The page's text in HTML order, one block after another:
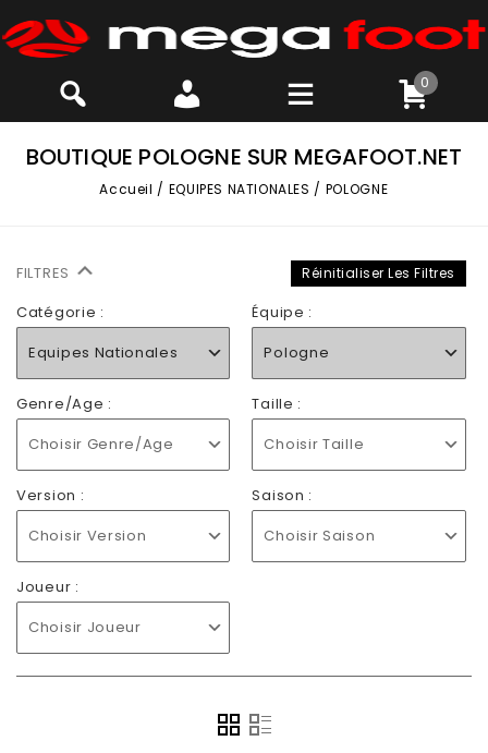
0
BOUTIQUE POLOGNE SUR MEGAFOOT.NET
Accueil / EQUIPES NATIONALES / POLOGNE
FILTRES Réinitialiser Les Filtres
Catégorie :
Equipes Nationales
Équipe :
Pologne
Genre/Age :
Choisir Genre/Age
Taille :
Choisir Taille
Version :
Choisir Version
Saison :
Choisir Saison
Joueur :
Choisir Joueur